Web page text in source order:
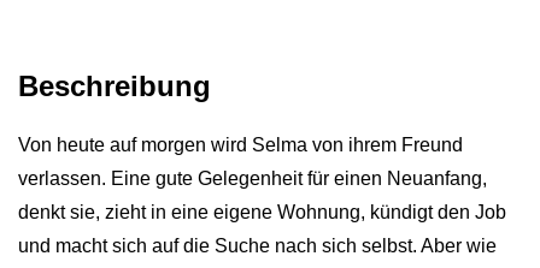
Beschreibung
Von heute auf morgen wird Selma von ihrem Freund
verlassen. Eine gute Gelegenheit für einen Neuanfang,
denkt sie, zieht in eine eigene Wohnung, kündigt den Job
und macht sich auf die Suche nach sich selbst. Aber wie